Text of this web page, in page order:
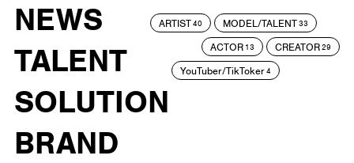
NEWS
TALENT
SOLUTION
BRAND
ARTIST40 MODEL/TALENT33
ACTOR 13 CREATOR29
YouTuber/TikToker4